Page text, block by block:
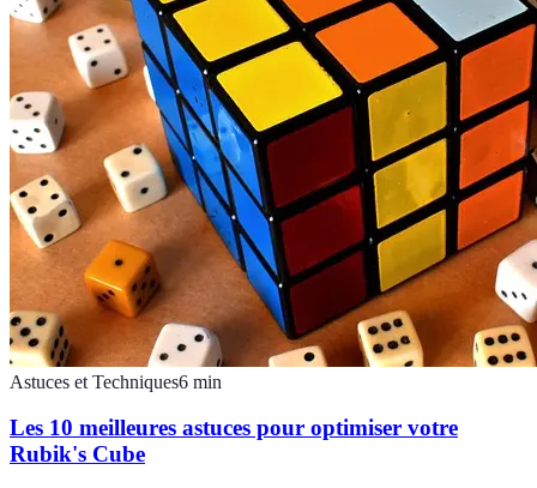
Astuces et Techniques6 min
Les 10 meilleures astuces pour optimiser votre
Rubik's Cube